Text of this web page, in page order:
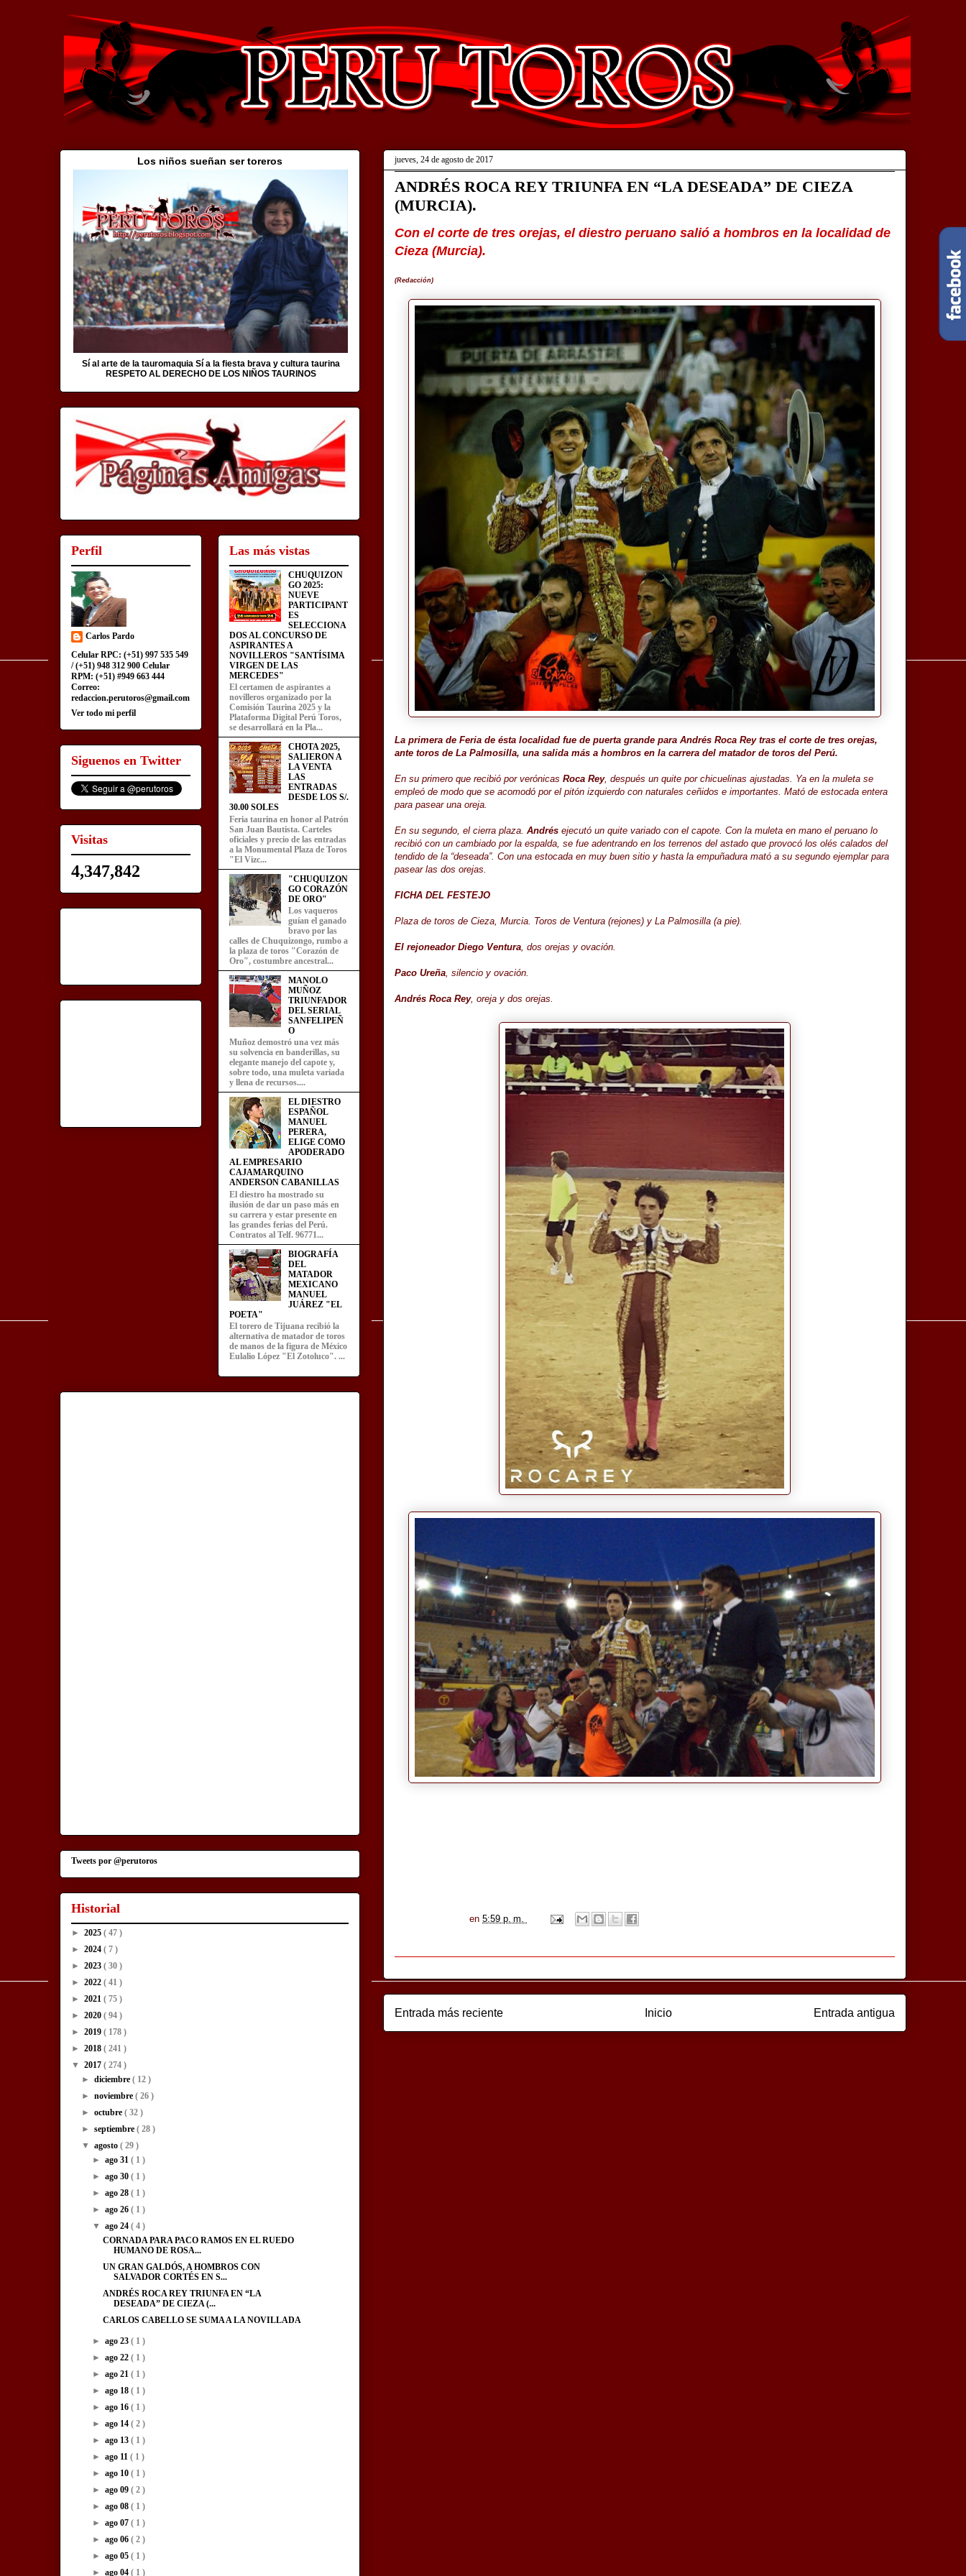
jueves, 24 de agosto de 2017
ANDRÉS ROCA REY TRIUNFA EN “LA DESEADA” DE CIEZA
(MURCIA).
Con el corte de tres orejas, el diestro peruano salió a hombros en la localidad de
Cieza (Murcia).
(Redacción)
La primera de Feria de ésta localidad fue de puerta grande para Andrés Roca Rey tras el corte de tres orejas,
ante toros de La Palmosilla, una salida más a hombros en la carrera del matador de toros del Perú.
En su primero que recibió por verónicas Roca Rey, después un quite por chicuelinas ajustadas. Ya en la muleta se
empleó de modo que se acomodó por el pitón izquierdo con naturales ceñidos e importantes. Mató de estocada entera
para pasear una oreja.
En su segundo, el cierra plaza. Andrés ejecutó un quite variado con el capote. Con la muleta en mano el peruano lo
recibió con un cambiado por la espalda, se fue adentrando en los terrenos del astado que provocó los olés calados del
tendido de la “deseada”. Con una estocada en muy buen sitio y hasta la empuñadura mató a su segundo ejemplar para
pasear las dos orejas.
FICHA DEL FESTEJO
Plaza de toros de Cieza, Murcia. Toros de Ventura (rejones) y La Palmosilla (a pie).
El rejoneador Diego Ventura, dos orejas y ovación.
Paco Ureña, silencio y ovación.
Andrés Roca Rey, oreja y dos orejas.
en 5:59 p. m.
Entrada más reciente Entrada antigua
Inicio
Los niños sueñan ser toreros
Sí al arte de la tauromaquia Sí a la fiesta brava y cultura taurina
RESPETO AL DERECHO DE LOS NIÑOS TAURINOS
Perfil
Carlos Pardo
Celular RPC: (+51) 997 535 549
/ (+51) 948 312 900 Celular
RPM: (+51) #949 663 444
Correo:
redaccion.perutoros@gmail.com
Ver todo mi perfil
Siguenos en Twitter
Visitas
4,347,842
Las más vistas
CHUQUIZON
GO 2025:
NUEVE
PARTICIPANT
ES
SELECCIONA
DOS AL CONCURSO DE
ASPIRANTES A
NOVILLEROS "SANTÍSIMA
VIRGEN DE LAS
MERCEDES"
El certamen de aspirantes a
novilleros organizado por la
Comisión Taurina 2025 y la
Plataforma Digital Perú Toros,
se desarrollará en la Pla...
CHOTA 2025,
SALIERON A
LA VENTA
LAS
ENTRADAS
DESDE LOS S/.
30.00 SOLES
Feria taurina en honor al Patrón
San Juan Bautista. Carteles
oficiales y precio de las entradas
a la Monumental Plaza de Toros
"El Vizc...
"CHUQUIZON
GO CORAZÓN
DE ORO"
Los vaqueros
guían el ganado
bravo por las
calles de Chuquizongo, rumbo a
la plaza de toros "Corazón de
Oro", costumbre ancestral...
MANOLO
MUÑOZ
TRIUNFADOR
DEL SERIAL
SANFELIPEÑ
O
Muñoz demostró una vez más
su solvencia en banderillas, su
elegante manejo del capote y,
sobre todo, una muleta variada
y llena de recursos....
EL DIESTRO
ESPAÑOL
MANUEL
PERERA,
ELIGE COMO
APODERADO
AL EMPRESARIO
CAJAMARQUINO
ANDERSON CABANILLAS
El diestro ha mostrado su
ilusión de dar un paso más en
su carrera y estar presente en
las grandes ferias del Perú.
Contratos al Telf. 96771...
BIOGRAFÍA
DEL
MATADOR
MEXICANO
MANUEL
JUÁREZ "EL
POETA"
El torero de Tijuana recibió la
alternativa de matador de toros
de manos de la figura de México
Eulalio López "El Zotoluco". ...
Tweets por @perutoros
Historial
► 2025 ( 47 )
► 2024 ( 7 )
► 2023 ( 30 )
► 2022 ( 41 )
► 2021 ( 75 )
► 2020 ( 94 )
► 2019 ( 178 )
► 2018 ( 241 )
▼ 2017 ( 274 )
►diciembre( 12 )
►noviembre( 26 )
►octubre( 32 )
►septiembre( 28 )
▼agosto( 29 )
► ago 31 ( 1 )
► ago 30 ( 1 )
► ago 28 ( 1 )
► ago 26 ( 1 )
▼ ago 24 ( 4 )
CORNADA PARA PACO RAMOS EN EL RUEDO
HUMANO DE ROSA...
UN GRAN GALDÓS, A HOMBROS CON
SALVADOR CORTÉS EN S...
ANDRÉS ROCA REY TRIUNFA EN “LA
DESEADA” DE CIEZA (...
CARLOS CABELLO SE SUMA A LA NOVILLADA
► ago 23 ( 1 )
► ago 22 ( 1 )
► ago 21 ( 1 )
► ago 18 ( 1 )
► ago 16 ( 1 )
► ago 14 ( 2 )
► ago 13 ( 1 )
► ago 11 ( 1 )
► ago 10 ( 1 )
► ago 09 ( 2 )
► ago 08 ( 1 )
► ago 07 ( 1 )
► ago 06 ( 2 )
► ago 05 ( 1 )
► ago 04 ( 1 )